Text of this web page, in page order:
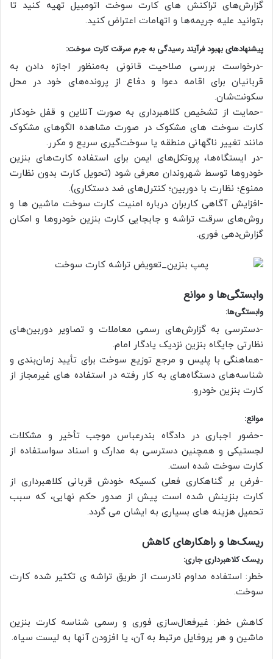
گزارش‌های تراکنش های کارت سوخت اتومبیل تهیه کنید تا
بتوانید علیه جریمه‌ها و اتهامات اعتراض کنید.
پیشنهادهای بهبود فرآیند رسیدگی به جرم سرقت کارت سوخت:
-درخواست بررسی صلاحیت قانونی به‌منظور اجازه دادن به
قربانیان برای اقامه دعوا و دفاع از پرونده‌های خود در محل
سکونت‌شان.
-حمایت از تشخیص کلاهبرداری به صورت آنلاین و قفل خودکار
کارت سوخت های مشکوک در صورت مشاهده الگوهای مشکوک
مانند تغییر ناگهانی منطقه یا سوخت‌گیری سریع و مکرر.
-در ایستگاه‌ها، پروتکل‌های ایمن برای استفاده کارت‌های بنزین
خودروها توسط شهروندان معرفی شود (تحویل کارت بدون نظارت
ممنوع؛ نظارت با دوربین؛ کنترل‌های ضد دستکاری).
-افزایش آگاهی کاربران درباره امنیت کارت سوخت ماشین ها و
روش‌های سرقت تراشه و جابجایی کارت بنزین خودروها و امکان
گزارش‌دهی فوری.
وابستگی‌ها و موانع
وابستگی‌ها:
-دسترسی به گزارش‌های رسمی معاملات و تصاویر دوربین‌های
نظارتی جایگاه بنزین نزدیک یادگار امام.
-هماهنگی با پلیس و مرجع توزیع سوخت برای تأیید زمان‌بندی و
شناسه‌های دستگاه‌های به کار رفته در استفاده های غیرمجاز از
کارت بنزین خودرو.
موانع:
-حضور اجباری در دادگاه بندرعباس موجب تأخیر و مشکلات
لجستیکی و همچنین دسترسی به مدارک و اسناد سواستفاده از
کارت سوخت شده است.
-فرض بر گناهکاری فعلی کسیکه خودش قربانی کلاهبرداری از
کارت بنزینش شده است پیش از صدور حکم نهایی، که سبب
تحمیل هزینه های بسیاری به ایشان می گردد.
ریسک‌ها و راهکارهای کاهش
ریسک کلاهبرداری جاری:
خطر: استفاده مداوم نادرست از طریق تراشه ی تکثیر شده کارت
سوخت.
کاهش خطر: غیرفعال‌سازی فوری و رسمی شناسه کارت بنزین
ماشین و هر پروفایل مرتبط به آن، یا افزودن آنها به لیست سیاه.